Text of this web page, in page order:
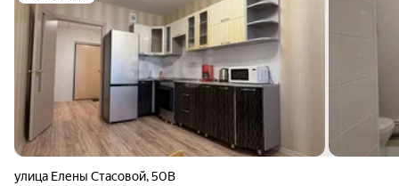
улица Елены Стасовой,50В